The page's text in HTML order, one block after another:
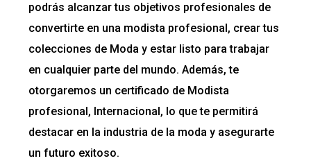
podrás alcanzar tus objetivos profesionales de
convertirte en una modista profesional, crear tus
colecciones de Moda y estar listo para trabajar
en cualquier parte del mundo. Además, te
otorgaremos un certificado de Modista
profesional, Internacional, lo que te permitirá
destacar en la industria de la moda y asegurarte
un futuro exitoso.